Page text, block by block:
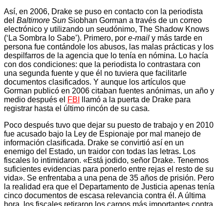
Así, en 2006, Drake se puso en contacto con la periodista
del Baltimore Sun Siobhan Gorman a través de un correo
electrónico y utilizando un seudónimo, The Shadow Knows
(‘La Sombra lo Sabe’). Primero, por e-mail y más tarde en
persona fue contándole los abusos, las malas prácticas y los
despilfarros de la agencia que lo tenía en nómina. Lo hacía
con dos condiciones: que la periodista lo contrastara con
una segunda fuente y que él no tuviera que facilitarle
documentos clasificados. Y aunque los artículos que
Gorman publicó en 2006 citaban fuentes anónimas, un año y
medio después el FBI
llamó a la puerta de Drake para
registrar hasta el último rincón de su casa.
Poco después tuvo que dejar su puesto de trabajo y en 2010
fue acusado bajo la Ley de Espionaje por mal manejo de
información clasificada. Drake se convirtió así en un
enemigo del Estado, un traidor con todas las letras. Los
fiscales lo intimidaron. «Está jodido, señor Drake. Tenemos
suficientes evidencias para ponerlo entre rejas el resto de su
vida». Se enfrentaba a una pena de 35 años de prisión. Pero
la realidad era que el Departamento de Justicia apenas tenía
cinco documentos de escasa relevancia contra él. A última